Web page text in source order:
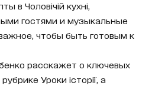
в Чоловічій кухні,
гостями и музыкальные
чтобы быть готовым к
расскажет о ключевых
Уроки історії, а